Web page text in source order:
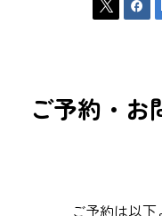
 
ご予約・お
ご予約は以下